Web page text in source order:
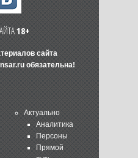
18+
сайта
обязательна!
Актуально
Аналитика
Персоны
Прямой